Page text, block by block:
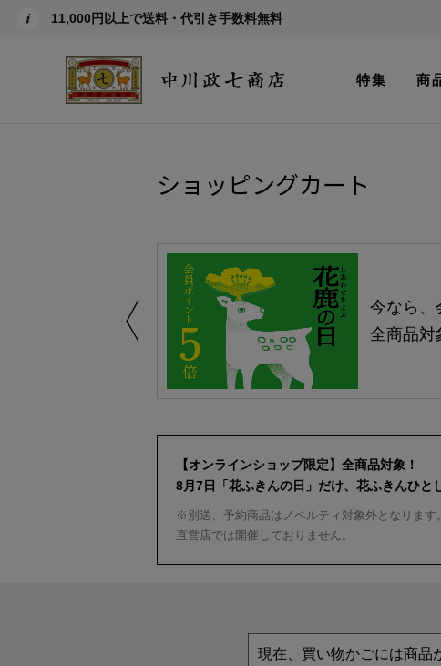
11,000円以上で送料・代引き手数料無料
特集 商
ショッピングカート
今なら、
全商品対
【オンラインショップ限定】全商品対象！
8月7日「花ふきんの日」だけ、花ふきんひと
※別送、予約商品はノベルティ対象外となりま
直営店では開催しておりません。
現在、買い物かごには商品